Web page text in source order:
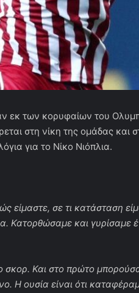
εκ των κορυφαίων του
στη νίκη της ομάδας και
για το Νίκο Νιόπλια.
είμαστε, σε τι κατάσταση
Κατορθώσαμε και γυρίσαμε
σκορ. Και στο πρώτο
Η ουσία είναι ότι